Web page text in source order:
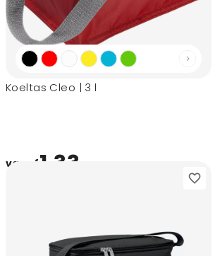
Koeltas Cleo | 3 l
vanaf1,33